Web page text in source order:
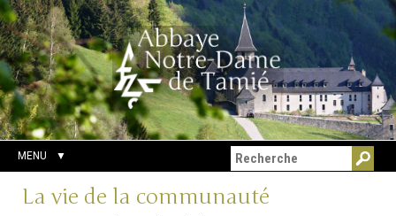
Aller
au
contenu.
|
Aller
à
la
navigation
Outils
personnels
Chercher par
Recherche
avancée…
MENU
Navigation
La vie de la communauté